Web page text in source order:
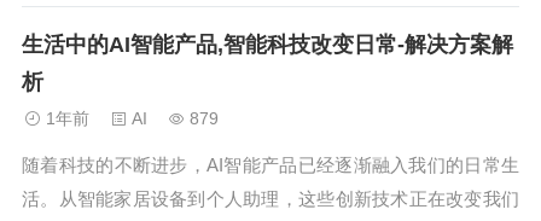
全面了解AI技术的最新发展趋势。...
生活中的AI智能产品,智能科技改变日常-解决方案解
析
1年前 AI 879
随着科技的不断进步，AI智能产品已经逐渐融入我们的日常生
活。从智能家居设备到个人助理，这些创新技术正在改变我们